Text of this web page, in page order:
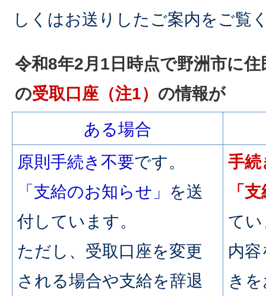
しくはお送りしたご案内をご覧
令和8年2月1日時点で野洲市に
の受取口座（注1） の情報が
ある場合
原則手続き不要です。
「支給のお知らせ」 を送
付しています。
ただし、受取口座を変更
される場合や支給を辞退
手続
「
て
内
き